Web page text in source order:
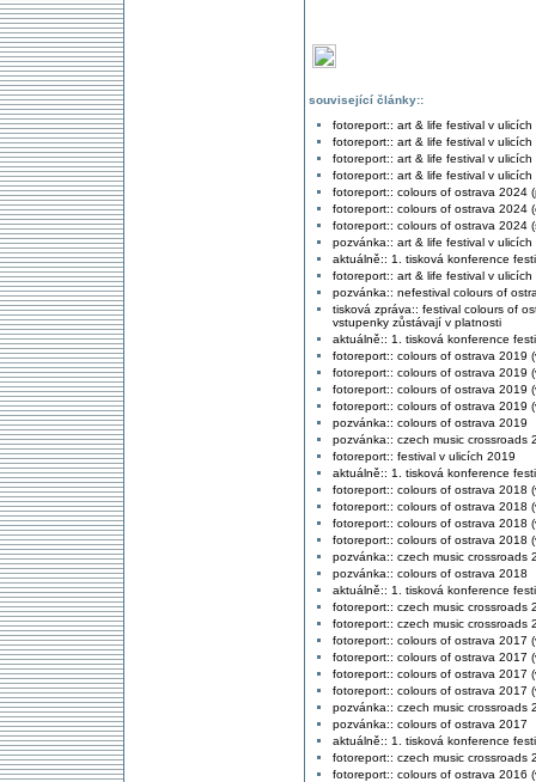
související články::
fotoreport:: art & life festival v
fotoreport:: art & life festival v ulicích
fotoreport:: art & life festival v
fotoreport:: art & life festival v ulicích
fotoreport:: colours of ostrava 2024
fotoreport:: colours of ostrava 2024
fotoreport:: colours of ostrava 2024
pozvánka:: art & life festival v ulicích
aktuálně:: 1. tisková konference
fotoreport:: art & life festival v
pozvánka:: nefestival colours of
tisková zpráva:: festival colours of
vstupenky zůstávají v platnosti
aktuálně:: 1. tisková konference
fotoreport:: colours of ostrava 2019
fotoreport:: colours of ostrava 2019
fotoreport:: colours of ostrava 2019
fotoreport:: colours of ostrava 2019
pozvánka:: colours of ostrava 2019
pozvánka:: czech music crossroads
fotoreport:: festival v ulicích 2019
aktuálně:: 1. tisková konference
fotoreport:: colours of ostrava 2018
fotoreport:: colours of ostrava 2018
fotoreport:: colours of ostrava 2018
fotoreport:: colours of ostrava 2018
pozvánka:: czech music crossroads
pozvánka:: colours of ostrava 2018
aktuálně:: 1. tisková konference
fotoreport:: czech music crossroads
fotoreport:: czech music crossroads
fotoreport:: colours of ostrava 2017
fotoreport:: colours of ostrava 2017
fotoreport:: colours of ostrava 2017
fotoreport:: colours of ostrava 2017
pozvánka:: czech music crossroads
pozvánka:: colours of ostrava 2017
aktuálně:: 1. tisková konference
fotoreport:: czech music crossroads
fotoreport:: colours of ostrava 2016